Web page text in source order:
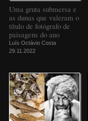
Uma gruta submersa e
as dunas que valeram o
título de fotógrafo de
paisagens do ano
Luís Octávio Costa
29.11.2022